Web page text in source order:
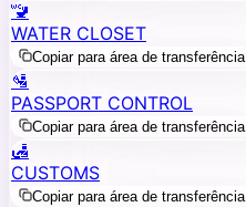
🚾
WATER CLOSET
Copiar para área de transferência
🛂
PASSPORT CONTROL
Copiar para área de transferência
🛃
CUSTOMS
Copiar para área de transferência